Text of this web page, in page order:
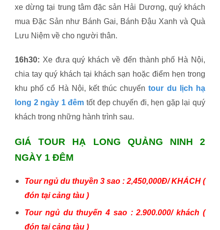
xe dừng tại trung tâm đặc sản Hải Dương, quý khách
mua Đặc Sản như Bánh Gai, Bánh Đậu Xanh và Quà
Lưu Niệm về cho người thân.
16h30: Xe đưa quý khách về đến thành phố Hà Nội,
chia tay quý khách tại khách sạn hoặc điểm hẹn trong
khu phố cổ Hà Nội, kết thúc chuyếntour du lịch hạ
long 2 ngày 1 đêm tốt đẹp chuyến đi, hẹn gặp lại quý
khách trong những hành trình sau.
GIÁ TOUR HẠ LONG QUẢNG NINH 2
NGÀY 1 ĐÊM
Tour ngủ du thuyền 3 sao : 2,450,000Đ/ KHÁCH (
đón tại cảng tàu )
Tour ngủ du thuyến 4 sao : 2.900.000/ khách (
đón tại cảng tàu )